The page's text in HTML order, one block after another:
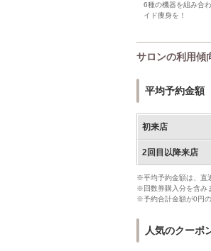
6種の機器を組み合
イド痩身を！
サロンの利用傾
平均予約金額
初来店
2回目以降来店
※平均予約金額は、直
※回数券購入分を含み
※予約合計金額が0円
人気のクーポ